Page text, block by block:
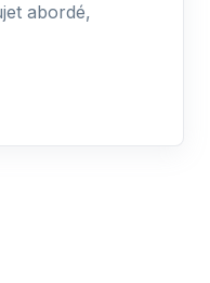
abordé,